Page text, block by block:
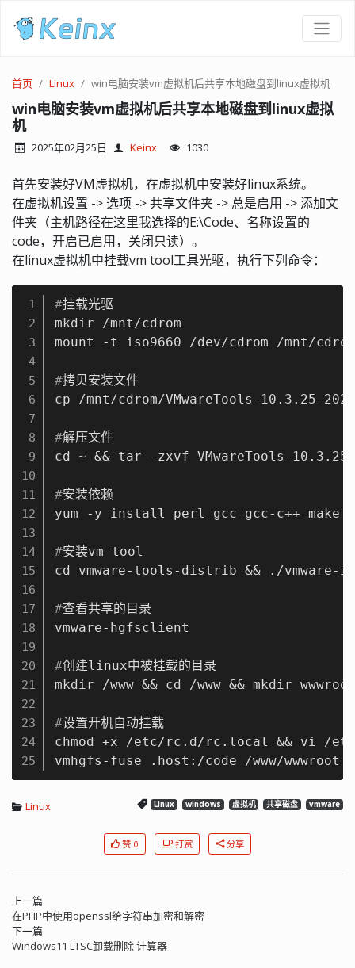
首页 Linux win电脑安装vm虚拟机后共享本地磁盘到linux虚拟机
win电脑安装vm虚拟机后共享本地磁盘到linux虚拟
机
2025年02月25日 Keinx 1030
首先安装好VM虚拟机，在虚拟机中安装好linux系统。
在虚拟机设置 -> 选项 -> 共享文件夹 -> 总是启用 -> 添加文
件夹（主机路径在这里我选择的E:\Code、名称设置的
code，开启已启用，关闭只读）。
在linux虚拟机中挂载vm tool工具光驱，执行下列命令：
1
2
3
4
5
6
7
8
9
10
11
12
13
14
15
16
17
18
19
20
21
22
23
24
25
#挂载光驱
mkdir /mnt/cdrom
#拷贝安装文件
#解压文件
#安装依赖
#安装vm tool
#查看共享的目录
#创建linux中被挂载的目录
#设置开机自动挂载
chmod +x /etc/rc.d/rc.local && vi /
vmhgfs-fuse .host:/code /www/
Linux Linux windows 虚拟机 共享磁盘 vmware
赞 0 打赏 分享
上一篇
在PHP中使用openssl给字符串加密和解密
下一篇
Windows11 LTSC卸载删除 计算器